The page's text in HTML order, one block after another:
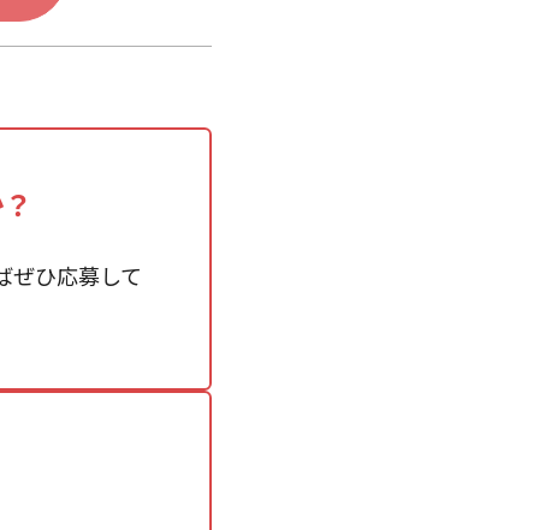
ぜひ応募して